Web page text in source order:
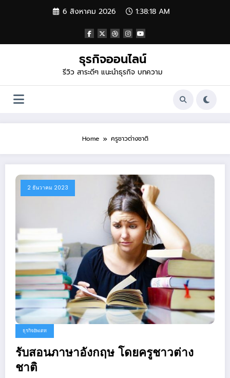
6 สิงหาคม 2026 1:38:18 AM
ธุรกิจออนไลน์
รีวิว สาระดีๆ แนะนำธุรกิจ บทความ
Home ครูชาวต่างชาติ
2 ธันวาคม 2023
ธุรกิจอัพเดท
รับสอนภาษาอังกฤษ โดยครูชาวต่าง
ชาติ